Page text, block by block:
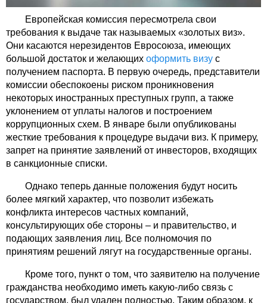
Европейская комиссия пересмотрела свои
требования к выдаче так называемых «золотых виз».
Они касаются нерезидентов Евросоюза, имеющих
большой достаток и желающих оформить визу с
получением паспорта. В первую очередь, представители
комиссии обеспокоены риском проникновения
некоторых иностранных преступных групп, а также
уклонением от уплаты налогов и построением
коррупционных схем. В январе были опубликованы
жесткие требования к процедуре выдачи виз. К примеру,
запрет на принятие заявлений от инвесторов, входящих
в санкционные списки.
Однако теперь данные положения будут носить
более мягкий характер, что позволит избежать
конфликта интересов частных компаний,
консультирующих обе стороны – и правительство, и
подающих заявления лиц. Все полномочия по
принятиям решений лягут на государственные органы.
Кроме того, пункт о том, что заявителю на получение
гражданства необходимо иметь какую-либо связь с
государством, был удален полностью. Таким образом, к